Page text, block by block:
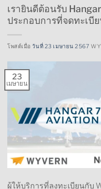
เรายินดีต้อนรับ
ประกอบการที่จดทะเบี
โพสต์เมื่อวันที่ 23 เมษายน 2567
23
เมษายน
ผู้ให้บริการที่ลงทะเบียนกับ